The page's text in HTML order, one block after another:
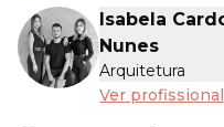
Isabela
Nunes
Arquitetura
Ver profissional